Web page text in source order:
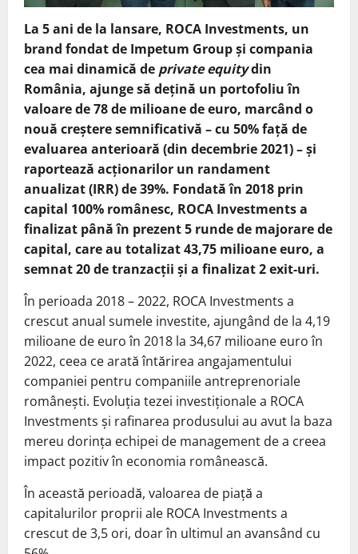
La 5 ani de la lansare, ROCA Investments, un
brand fondat de Impetum Group și compania
cea mai dinamică de private equitydin
România, ajunge să dețină un portofoliu în
valoare de 78 de milioane de euro, marcând o
nouă creștere semnificativă – cu 50% față de
evaluarea anterioară (din decembrie 2021) – și
raportează acționarilor un randament
anualizat (IRR) de 39%. Fondată în 2018 prin
capital 100% românesc, ROCA Investments a
finalizat până în prezent 5 runde de majorare de
capital, care au totalizat 43,75 milioane euro, a
semnat 20 de tranzacții și a finalizat 2 exit-uri.
În perioada 2018 – 2022, ROCA Investments a
crescut anual sumele investite, ajungând de la 4,19
milioane de euro în 2018 la 34,67 milioane euro în
2022, ceea ce arată întărirea angajamentului
companiei pentru companiile antreprenoriale
românești. Evoluția tezei investiționale a ROCA
Investments și rafinarea produsului au avut la baza
mereu dorința echipei de management de a creea
impact pozitiv în economia românească.
În această perioadă, valoarea de piață a
capitalurilor proprii ale ROCA Investments a
crescut de 3,5 ori, doar în ultimul an avansând cu